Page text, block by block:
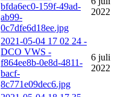
bfda6ec0-159f-49ad-
ab99-
0c7dfe6d18ee.jpg
2022
2021-05-04 17 02 24 -
DCO VWS -
f864ee8b-0e8d-4811-
bacf-
8c771e09dec6.jpg
6 juli
2022